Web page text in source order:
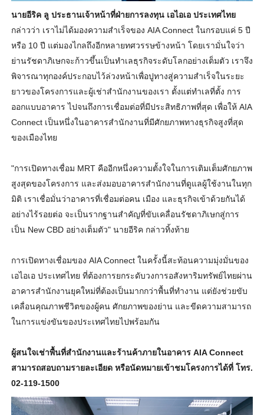
นายอีริค ลู ประธานเจ้าหน้าที่ฝ่ายการลงทุน เอไอเอ ประเทศไทย
กล่าวว่า เราไม่ได้มองความสำเร็จของ AIA Connect ในกรอบแค่ 5 ปี
หรือ 10 ปี แต่มองไกลถึงอีกหลายทศวรรษข้างหน้า โดยเรามั่นใจว่า
ย่านรัชดาภิเษกจะก้าวขึ้นเป็นทำเลธุรกิจระดับโลกอย่างเต็มตัว เราจึง
พิจารณาทุกองค์ประกอบไว้ล่วงหน้าเพื่อปูทางสู่ความสำเร็จในระยะ
ยาวของโครงการและผู้เช่าสำนักงานของเรา ตั้งแต่ทำเลที่ตั้ง การ
ออกแบบอาคาร ไปจนถึงการเชื่อมต่อที่มีประสิทธิภาพที่สุด เพื่อให้ AIA
Connect เป็นหนึ่งในอาคารสำนักงานที่มีศักยภาพทางธุรกิจสูงที่สุด
ของเมืองไทย
"การเปิดทางเชื่อม MRT คืออีกหนึ่งความตั้งใจในการเติมเต็มศักยภาพ
สูงสุดของโครงการ และส่งมอบอาคารสำนักงานที่ดูแลผู้ใช้งานในทุก
มิติ เราเชื่อมั่นว่าอาคารที่เชื่อมต่อคน เมือง และธุรกิจเข้าด้วยกันได้
อย่างไร้รอยต่อ จะเป็นรากฐานสำคัญที่ขับเคลื่อนรัชดาภิเษกสู่การ
เป็น New CBD อย่างเต็มตัว" นายอีริค กล่าวทิ้งท้าย
การเปิดทางเชื่อมของ AIA Connect ในครั้งนี้สะท้อนความมุ่งมั่นของ
เอไอเอ ประเทศไทย ที่ต้องการยกระดับวงการอสังหาริมทรัพย์ไทยผ่าน
อาคารสำนักงานยุคใหม่ที่ต้องเป็นมากกว่าพื้นที่ทำงาน แต่ยังช่วยขับ
เคลื่อนคุณภาพชีวิตของผู้คน ศักยภาพของย่าน และขีดความสามารถ
ในการแข่งขันของประเทศไทยไปพร้อมกัน
ผู้สนใจเช่าพื้นที่สำนักงานและร้านค้าภายในอาคาร AIA Connect
สามารถสอบถามรายละเอียด หรือนัดหมายเข้าชมโครงการได้ที่ โทร.
02-119-1500